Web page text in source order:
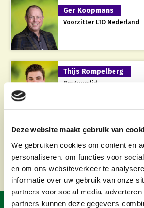
Deze website maakt gebruik van
We gebruiken cookies om content en
personaliseren, om functies voor
en om ons websiteverkeer te
informatie over uw gebruik van onze
partners voor social media,
partners kunnen deze gegevens
Platteland en omgeving
Mens, ondernemerschap en onderwijs
Internationaal
Sectoren
Dier
Kalverhouderij
Konijnenhouderij
Melkveehouderij
Paardenhouderij
Pluimveehouderij
Plant
Biologische Landbouw
Bollenteelt
Bomen, vaste planten en
Fruitteelt
Glastuinbouw
Multifunctioneel
Vrouw en Bedrijf
Nieuws
Nieuwsabonnement
Webinars
Ger Koopmans
Voorzitter LTO Nederland
Thijs Rompelberg
Bestuurslid
Coen van Rooyen
Algemeen Directeur